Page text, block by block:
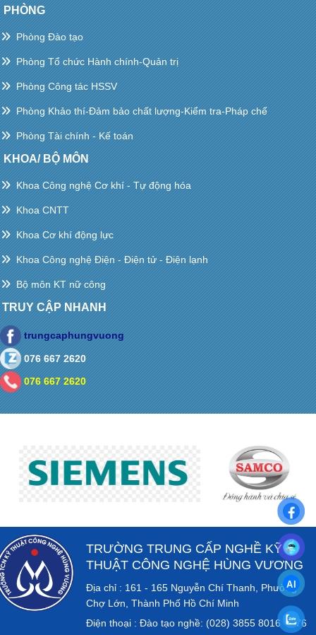
PHÒNG
Phòng Đào tạo
Phòng Tổ chức Hành chính-Quản trị
Phòng Công tác HSSV
Phòng Khảo thí-Đảm bảo chất lượng-Kiểm tra-Pháp chế
Phòng Tài chính - Kế toán
KHOA/ BỘ MÔN
Khoa Công nghệ Cơ khí - Tự động hóa
Khoa CNTT
Khoa Cơ khí động lực
Khoa Công nghệ Điện - Điện tử - Điện lạnh
Bộ môn KT nữ công
TRUY CẬP NHANH
trungcaphungvuong
076 667 2620
076 667 2620
TRƯỜNG TRUNG CẤP NGHỀ KỸ
THUẬT CÔNG NGHỆ HÙNG VƯƠNG
Địa chỉ : 161 - 165 Nguyễn Chí Thanh, Phường
Chợ Lớn, Thành Phố Hồ Chí Minh
Điện thoại : Đào tạo nghề: (028) 3855 8016 - 076